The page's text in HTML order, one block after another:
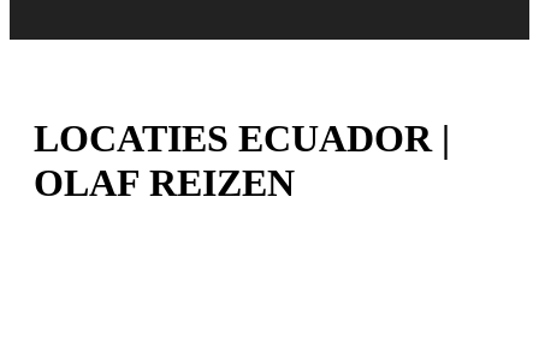
LOCATIES ECUADOR |
OLAF REIZEN